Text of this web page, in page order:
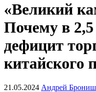
«Великий
Почему в
дефицит
китайского
21.05.2024 Андрей